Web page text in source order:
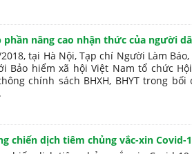
phần nâng cao nhận thức của người
tại Hà Nội, Tạp chí Người Làm
Bảo hiểm xã hội Việt Nam tổ chức
chính sách BHXH, BHYT trong bối
chiến dịch tiêm chủng vắc-xin Covid-